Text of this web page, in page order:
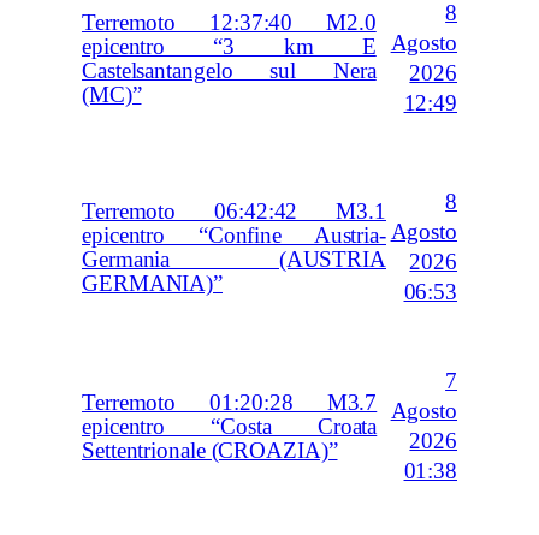
Terremoto 12:37:40 M2.0
epicentro “3 km E
Castelsantangelo sul Nera
(MC)”
8
Agosto
2026
12:49
Terremoto 06:42:42 M3.1
epicentro “Confine Austria-
Germania (AUSTRIA
GERMANIA)”
8
Agosto
2026
06:53
Terremoto 01:20:28 M3.7
epicentro “Costa Croata
Settentrionale (CROAZIA)”
7
Agosto
2026
01:38